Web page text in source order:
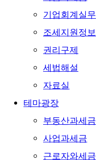
기업회계실무
조세지원정보
권리구제
세법해설
자료실
테마광장
부동산과세금
사업과세금
근로자와세금